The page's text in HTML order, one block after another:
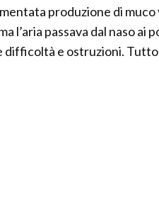
produzione di
l’aria passava dal naso ai
difficoltà e ostruzioni.